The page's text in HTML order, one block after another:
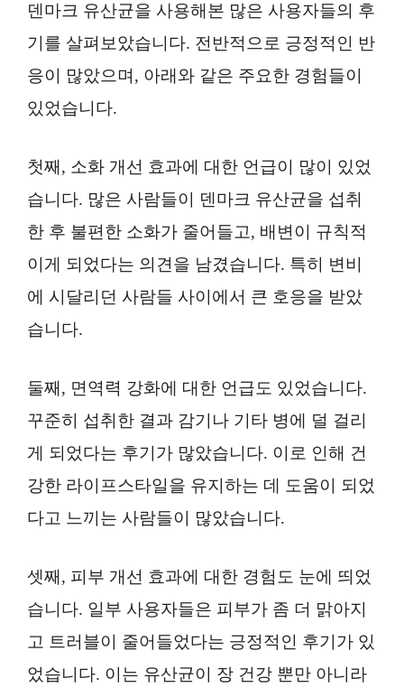
덴마크 유산균을 사용해본 많은 사용자들의 후
기를 살펴보았습니다. 전반적으로 긍정적인 반
응이 많았으며, 아래와 같은 주요한 경험들이
있었습니다.
첫째, 소화 개선 효과에 대한 언급이 많이 있었
습니다. 많은 사람들이 덴마크 유산균을 섭취
한 후 불편한 소화가 줄어들고, 배변이 규칙적
이게 되었다는 의견을 남겼습니다. 특히 변비
에 시달리던 사람들 사이에서 큰 호응을 받았
습니다.
둘째, 면역력 강화에 대한 언급도 있었습니다.
꾸준히 섭취한 결과 감기나 기타 병에 덜 걸리
게 되었다는 후기가 많았습니다. 이로 인해 건
강한 라이프스타일을 유지하는 데 도움이 되었
다고 느끼는 사람들이 많았습니다.
셋째, 피부 개선 효과에 대한 경험도 눈에 띄었
습니다. 일부 사용자들은 피부가 좀 더 맑아지
고 트러블이 줄어들었다는 긍정적인 후기가 있
었습니다. 이는 유산균이 장 건강 뿐만 아니라